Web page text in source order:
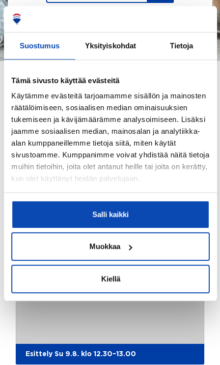
Suostumus Yksityiskohdat Tietoja
Tämä sivusto käyttää evästeitä
Käytämme evästeitä tarjoamamme sisällön ja mainosten
räätälöimiseen, sosiaalisen median ominaisuuksien
tukemiseen ja kävijämäärämme analysoimiseen. Lisäksi
jaamme sosiaalisen median, mainosalan ja analytiikka-
alan kumppaneillemme tietoja siitä, miten käytät
sivustoamme. Kumppanimme voivat yhdistää näitä tietoja
muihin tietoihin, joita olet antanut heille tai joita on kerätty,
kun olet käyttänyt heidän palvelujaan.
Salli kaikki
Muokkaa
Kiellä
TÄLLÄ HETKELLÄ
Välityksessä olevat kohteeni
Esittely Su 9.8. klo 12.30–13.00